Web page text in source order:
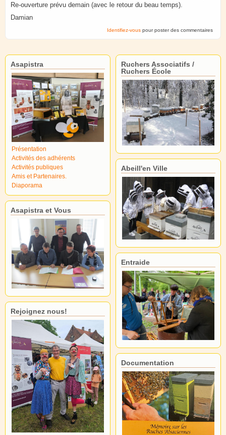
Re-ouverture prévu demain (avec le retour du beau temps).
Damian
Identifiez-vous pour poster des commentaires
Asapistra
Présentation
Activités des adhérents
Activités publiques
Amis et Partenaires.
Diaporama
Asapistra et Vous
Rejoignez nous!
Ruchers Associatifs /
Ruchers École
Abeill'en Ville
Entraide
Documentation